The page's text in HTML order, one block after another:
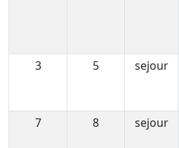
3
5 sejour
7
8 sejour